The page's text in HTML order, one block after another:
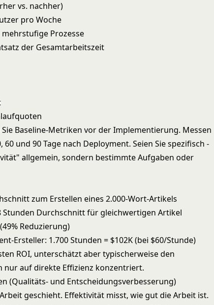
vs. nachher)
pro Woche
Prozesse
der Gesamtarbeitszeit
Baseline-Metriken vor der Implementierung. Messen
und 90 Tage nach Deployment. Seien Sie spezifisch -
allgemein, sondern bestimmte Aufgaben oder
zum Erstellen eines 2.000-Wort-Artikels
Stunden Durchschnitt für gleichwertigen Artikel
Reduzierung)
Ersteller: 1.700 Stunden = $102K (bei $60/Stunde)
ROI, unterschätzt aber typischerweise den
nur auf direkte Effizienz konzentriert.
(Qualitäts- und Entscheidungsverbesserung)
geschieht. Effektivität misst, wie gut die Arbeit ist.